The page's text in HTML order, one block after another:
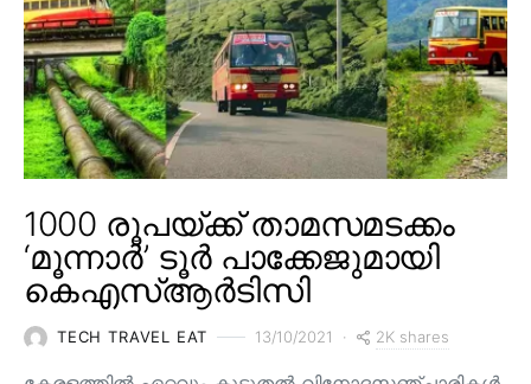
1000 രൂപയ്ക്ക് താമസമടക്കം
‘മൂന്നാർ’ ടൂർ പാക്കേജുമായി
കെഎസ്ആർടിസി
TECH TRAVEL EAT 13/10/2021 2K shares